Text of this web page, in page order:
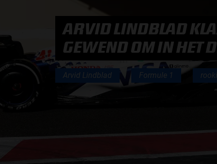
ARVID LINDBLAD
GEWEND OM IN HET
Arvid Lindblad Formule 1
HOE TE BELUISTEREN?
PODCAST PRESENTATOREN
PODCAST F1 AAN TAFEL
PODCAST AUTOSPORT AAN TAFEL